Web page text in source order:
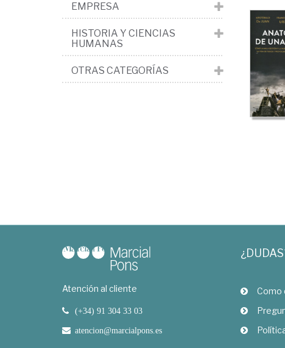
EMPRESA
HISTORIA Y CIENCIAS
HUMANAS
OTRAS CATEGORÍAS
Atención al cliente
(+34) 91 304 33 03
atencion@marcialpons.es
Como